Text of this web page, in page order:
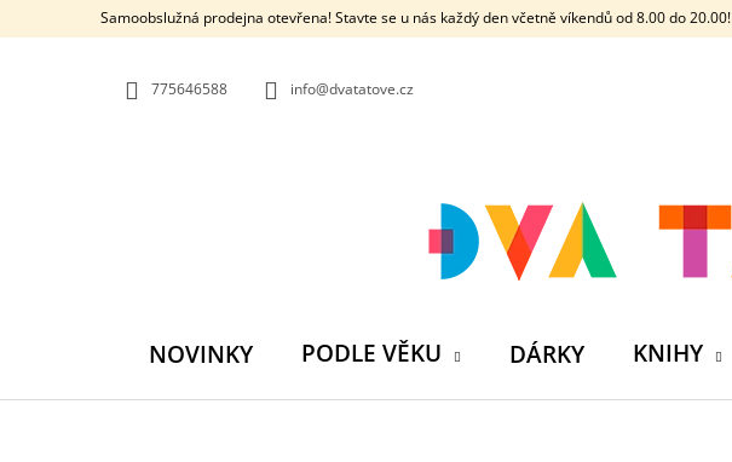
Samoobslužná prodejna otevřena! Stavte se u nás každý den včetně víkendů od 8.00 do 20.00!
775646588 info@dvatatove.cz
NOVINKY PODLE VĚKU DÁRKY KNIHY
O